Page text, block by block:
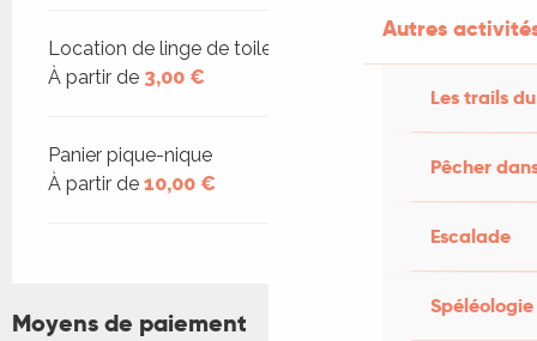
Autres
Les trails
Pêcher
Escalade
Spéléologie
Location de linge de toilette
À partir de 3,00 €
Panier pique-nique
À partir de 10,00 €
Moyens de paiement